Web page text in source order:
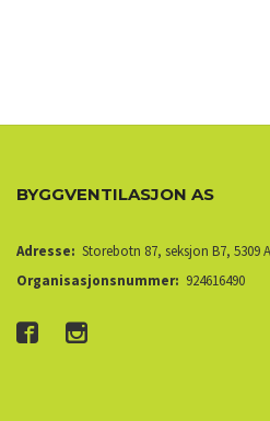
BYGGVENTILASJON AS
Adresse: Storebotn 87, seksjon B7, 5309
Organisasjonsnummer: 924616490